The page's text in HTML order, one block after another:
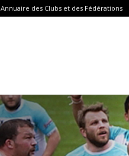
Annuaire des Clubs et des Fédérations